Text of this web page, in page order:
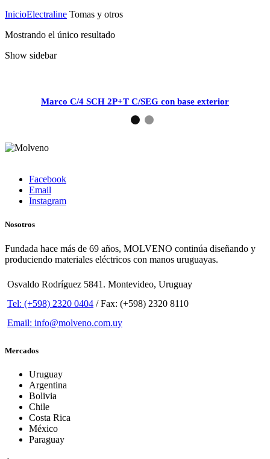
InicioElectraline Tomas y otros
Mostrando el único resultado
Show sidebar
Marco C/4 SCH 2P+T C/SEG con base exterior
Facebook
Email
Instagram
Nosotros
Fundada hace más de 69 años, MOLVENO continúa diseñando y
produciendo materiales eléctricos con manos uruguayas.
Osvaldo Rodríguez 5841. Montevideo, Uruguay
Tel: (+598) 2320 0404 / Fax: (+598) 2320 8110
Email: info@molveno.com.uy
Mercados
Uruguay
Argentina
Bolivia
Chile
Costa Rica
México
Paraguay